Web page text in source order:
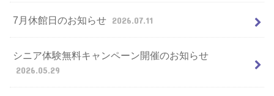
7月休館日のお知らせ 2026.07.11
シニア体験無料キャンペーン開催のお知らせ
2026.05.29